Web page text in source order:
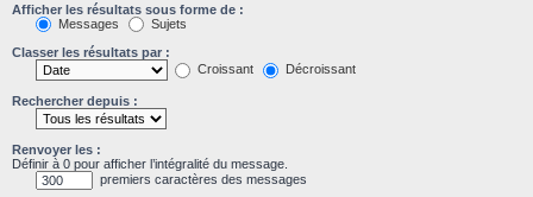
Afficher les résultats sous forme de :
Messages
Sujets
Classer les résultats par :
Croissant
Décroissant
Rechercher depuis :
Renvoyer les :
Définir à 0 pour afficher l’intégralité du message.
premiers caractères des messages